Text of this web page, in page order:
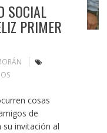
SOCIAL
PRIMER
cosas
de
invitación al